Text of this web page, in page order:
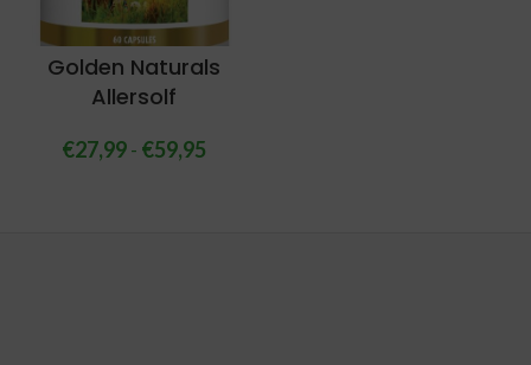
Golden Naturals
Allersolf
€27,99- €59,95